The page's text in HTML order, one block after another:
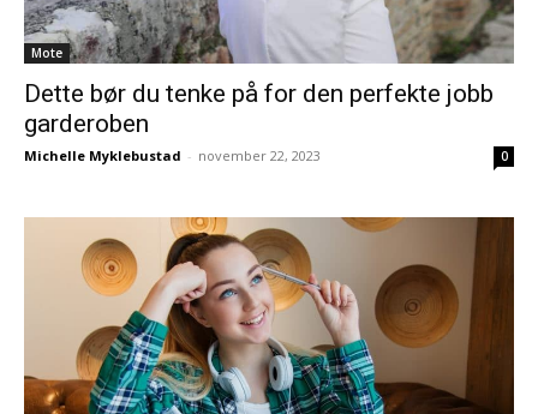
Mote
Dette bør du tenke på for den perfekte jobb
garderoben
Michelle Myklebustad - november 22, 2023 0